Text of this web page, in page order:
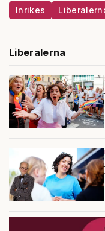
Inrikes
Liberalerna